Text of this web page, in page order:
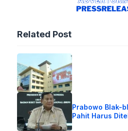
Related Post
Prabowo Blak-
Pahit Harus